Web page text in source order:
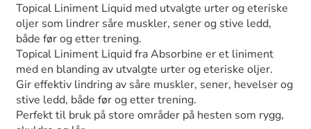
Topical Liniment Liquid med utvalgte urter og eteriske
oljer som lindrer såre muskler, sener og stive ledd,
både før og etter trening.
Topical Liniment Liquid fra Absorbine er et liniment
med en blanding av utvalgte urter og eteriske oljer.
Gir effektiv lindring av såre muskler, sener, hevelser og
stive ledd, både før og etter trening.
Perfekt til bruk på store områder på hesten som rygg,